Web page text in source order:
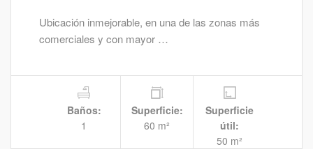
Ubicación inmejorable, en una de las zonas más
comerciales y con mayor …
Baños:
1
Superficie:
60 m²
Superficie
útil:
50 m²